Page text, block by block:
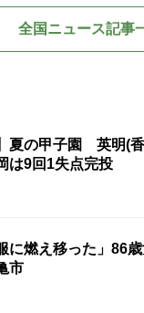
全国ニュース記事
夏の甲子園 英明(
は9回1失点完投
服に燃え移った」
市